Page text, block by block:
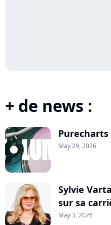
+ de news :
Purecharts
May 29, 2026
Sylvie
sur sa
May 3, 2026